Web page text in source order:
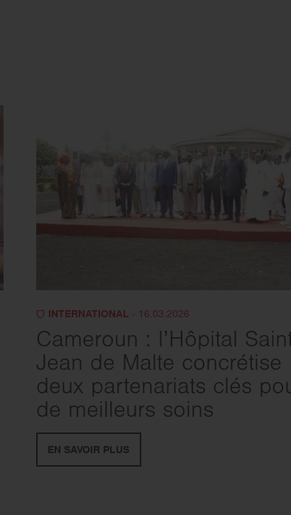
INTERNATIONAL - 16.03.2026
Cameroun : l’Hôpital
Jean de Malte concrétise
deux partenariats clés
de meilleurs soins
EN SAVOIR PLUS